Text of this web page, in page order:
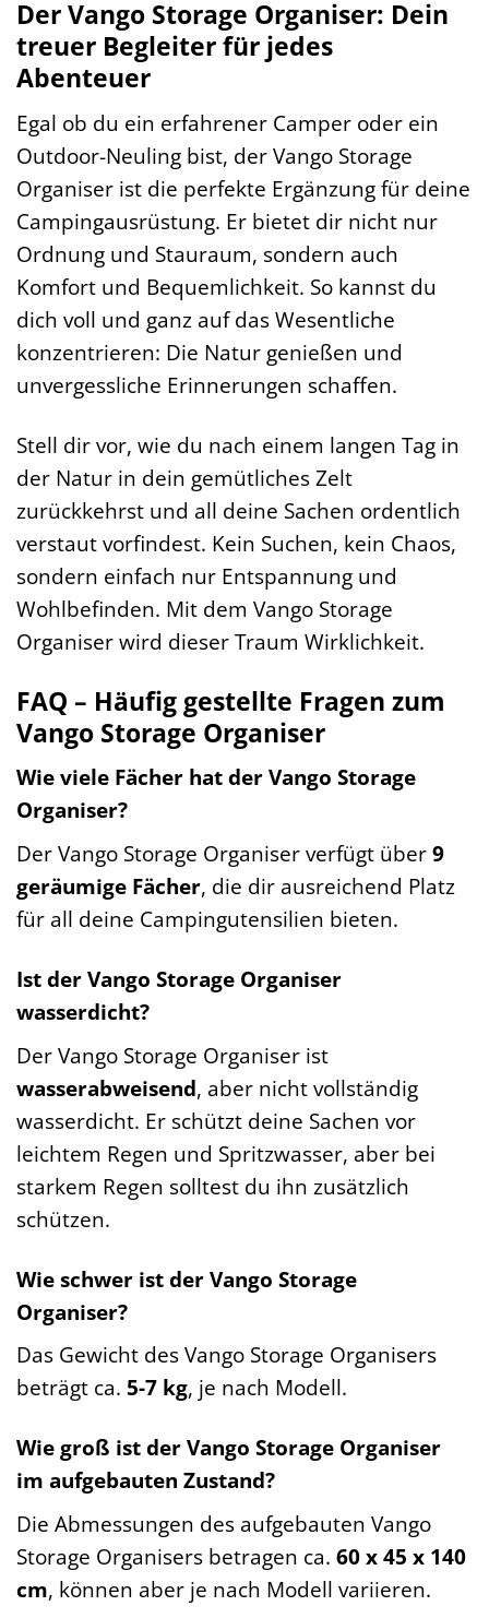
Der Vango Storage Organiser: Dein
treuer Begleiter für jedes
Abenteuer
Egal ob du ein erfahrener Camper oder ein
Outdoor-Neuling bist, der Vango Storage
Organiser ist die perfekte Ergänzung für deine
Campingausrüstung. Er bietet dir nicht nur
Ordnung und Stauraum, sondern auch
Komfort und Bequemlichkeit. So kannst du
dich voll und ganz auf das Wesentliche
konzentrieren: Die Natur genießen und
unvergessliche Erinnerungen schaffen.
Stell dir vor, wie du nach einem langen Tag in
der Natur in dein gemütliches Zelt
zurückkehrst und all deine Sachen ordentlich
verstaut vorfindest. Kein Suchen, kein Chaos,
sondern einfach nur Entspannung und
Wohlbefinden. Mit dem Vango Storage
Organiser wird dieser Traum Wirklichkeit.
FAQ – Häufig gestellte Fragen zum
Vango Storage Organiser
Wie viele Fächer hat der Vango Storage
Organiser?
Der Vango Storage Organiser verfügt über9
geräumige Fächer, die dir ausreichend Platz
für all deine Campingutensilien bieten.
Ist der Vango Storage Organiser
wasserdicht?
Der Vango Storage Organiser ist
wasserabweisend, aber nicht vollständig
wasserdicht. Er schützt deine Sachen vor
leichtem Regen und Spritzwasser, aber bei
starkem Regen solltest du ihn zusätzlich
schützen.
Wie schwer ist der Vango Storage
Organiser?
Das Gewicht des Vango Storage Organisers
beträgt ca. 5-7 kg, je nach Modell.
Wie groß ist der Vango Storage Organiser
im aufgebauten Zustand?
Die Abmessungen des aufgebauten Vango
Storage Organisers betragen ca. 60 x 45 x 140
cm, können aber je nach Modell variieren.